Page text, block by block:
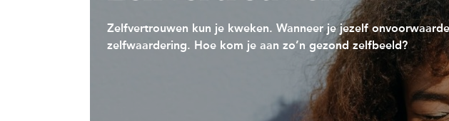
Zelfvertrouwen kun je kweken. Wanneer je jezelf
zelfwaardering. Hoe kom je aan zo’n gezond zelfbeeld?